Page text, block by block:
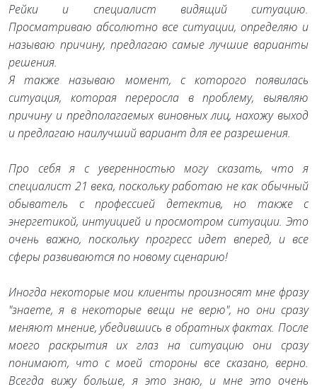
Рейки и специалист видящий ситуацию.
Просматриваю абсолютно все ситуации, определяю и
называю причину, предлагаю самые лучшие варианты
решения.
Я также называю момент, с которого появилась
ситуация, которая переросла в проблему, выявляю
причину и предполагаемых виновных лиц, нахожу выход
и предлагаю наилучший вариант для ее разрешения.
Про себя я с уверенностью могу сказать, что я
специалист 21 века, поскольку работаю не как обычный
обыватель с профессией детектив, но также с
энергетикой, интуицией и просмотром ситуации. Это
очень важно, поскольку прогресс идет вперед, и все
сферы развиваются по новому сценарию!
Иногда некоторые мои клиенты произносят мне фразу
"знаете, я в некоторые вещи не верю", но они сразу
меняют мнение, убедившись в обратных фактах. После
моего раскрытия их глаз на ситуацию они сразу
понимают, что с моей стороны все сказано, верно.
Всегда вижу больше, я это знаю, и мне это очень